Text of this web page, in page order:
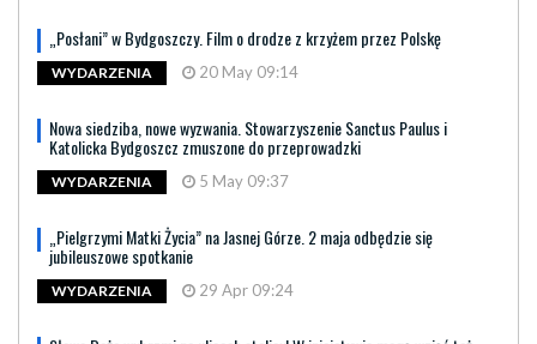
„Posłani” w Bydgoszczy. Film o drodze z krzyżem przez Polskę
WYDARZENIA 20 May 09:14
Nowa siedziba, nowe wyzwania. Stowarzyszenie Sanctus Paulus i
Katolicka Bydgoszcz zmuszone do przeprowadzki
WYDARZENIA 5 May 09:37
„Pielgrzymi Matki Życia” na Jasnej Górze. 2 maja odbędzie się
jubileuszowe spotkanie
WYDARZENIA 29 Apr 09:24